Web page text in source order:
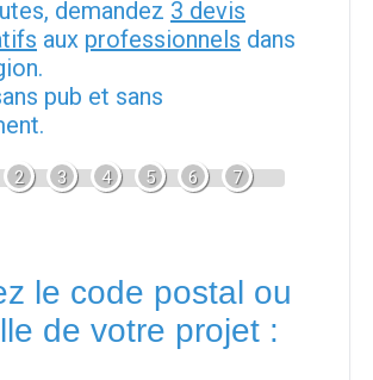
demandez 3 devis
aux professionnels dans
pub et sans
2 3 4 5 6 7
le code postal ou
de votre projet :